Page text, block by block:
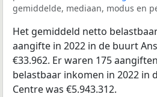
gemiddelde, mediaan, modus en
Het gemiddeld netto
aangifte in 2022 in de buurt
€33.962. Er waren 175
belastbaar inkomen in 2022 in
Centre was €5.943.312.